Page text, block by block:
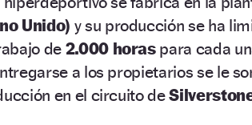
Unido) y su producción se ha
de2.000 horaspara cada
a los propietarios se le
en el circuito de